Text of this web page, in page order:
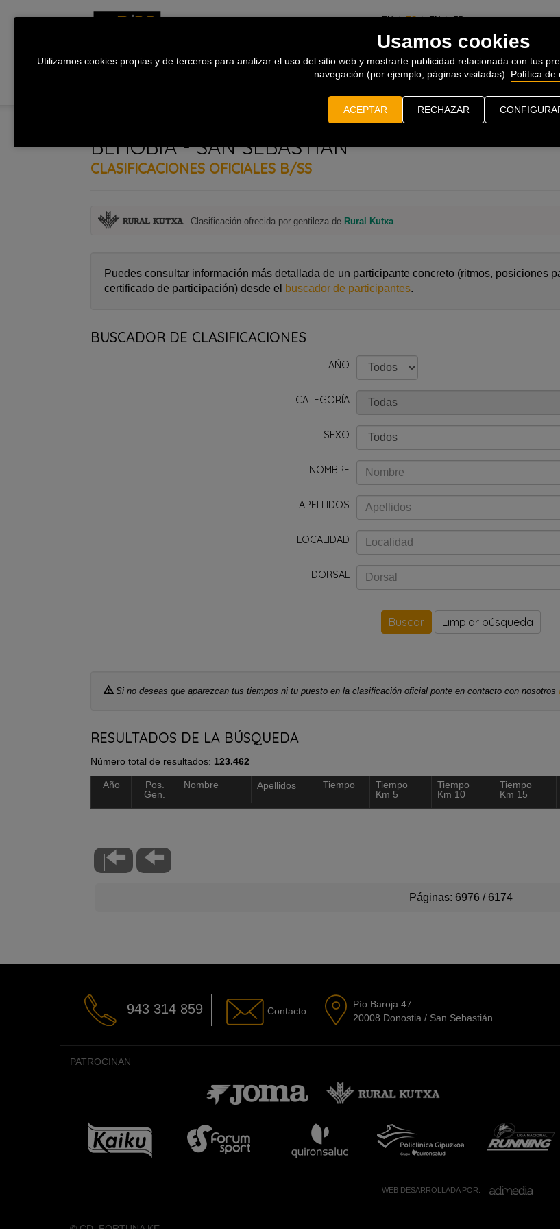
EU ES EN FR
BEHOBIA - SAN SEBASTIÁN
CLASIFICACIONES OFICIALES B/SS
Clasificación ofrecida por gentileza de Rural Kutxa
Puedes consultar información más detallada de un participante concreto (ritmos, posiciones
certificado de participación) desde el
buscador de participantes.
BUSCADOR DE CLASIFICACIONES
AÑO
CATEGORÍA
SEXO
NOMBRE
APELLIDOS
LOCALIDAD
DORSAL
Limpiar búsqueda
Si no deseas que aparezcan tus tiempos ni tu puesto en la clasificación oficial ponte en contacto con nosotros
RESULTADOS DE LA BÚSQUEDA
Número total de resultados: 123.462
Año
Pos.
Gen.
Nombre Apellidos Tiempo
Tiempo
Km 5
Tiempo
Km 10
Tiempo
Km 15
|
Páginas: 6976 / 6174
943 314 859 Contacto
Pío Baroja 47
20008 Donostia / San Sebastián
PATROCINAN
WEB DESARROLLADA POR:
Usamos cookies
Utilizamos cookies propias y de terceros para analizar el uso del sitio web y mostrarte publicidad relacionada con tus
navegación (por ejemplo, páginas visitadas). Política de
RECHAZAR
ACEPTAR